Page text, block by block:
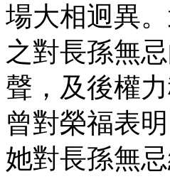
場大相迥異
之對長孫無
聲，及後權
曾對榮福表
她對長孫無忌